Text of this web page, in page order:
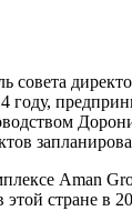
совета
Aman
стране в